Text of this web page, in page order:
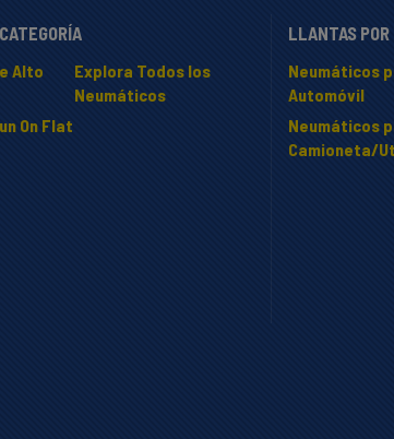
Alto
On Flat
Explora Todos los
Neumáticos
LLANTAS POR
Neumáticos
Automóvil
Neumáticos
Camioneta/